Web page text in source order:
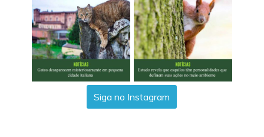
Siga no Instagram